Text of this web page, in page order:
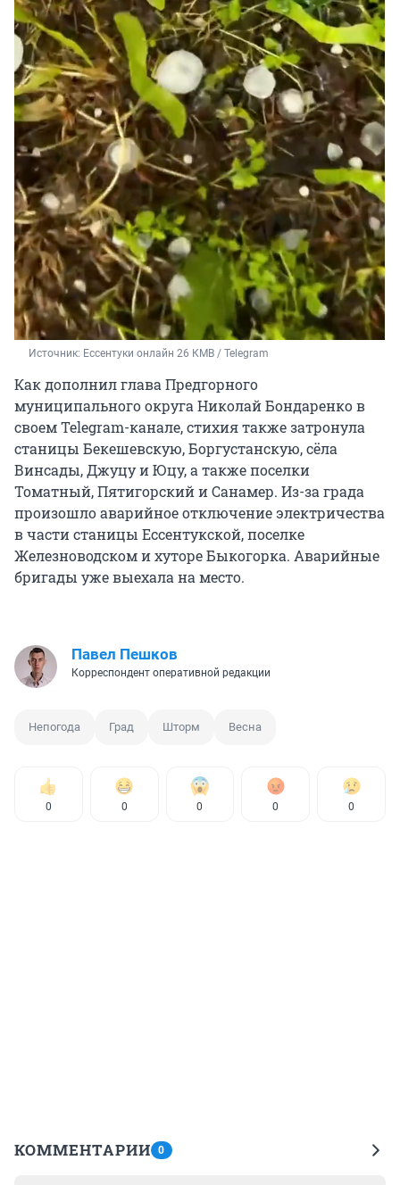
Источник: Ессентуки онлайн 26 КМВ / Telegram
Как дополнил глава Предгорного
муниципального округа Николай Бондаренко в
своем Telegram-канале, стихия также затронула
станицы Бекешевскую, Боргустанскую, сёла
Винсады, Джуцу и Юцу, а также поселки
Томатный, Пятигорский и Санамер. Из-за града
произошло аварийное отключение электричества
в части станицы Ессентукской, поселке
Железноводском и хуторе Быкогорка. Аварийные
бригады уже выехала на место.
Павел Пешков
Корреспондент оперативной редакции
Непогода Град Шторм Весна
0 0 0 0 0
КОММЕНТАРИИ 0